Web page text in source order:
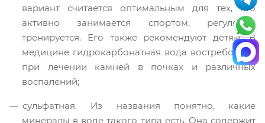
вариант считается оптимальным для тех, кто
активно занимается спортом, регулярно
тренируется. Его также рекомендуют детям. В
медицине гидрокарбонатная вода востребована
при лечении камней в почках и различных
воспалений;
сульфатная. Из названия понятно, какие
минералы в воде такого типа есть. Она содержит